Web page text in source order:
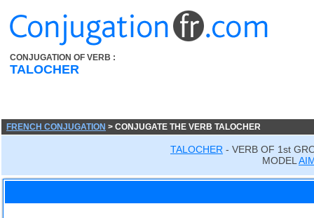
CONJUGATION OF VERB :
TALOCHER
FRENCH CONJUGATION > CONJUGATE THE VERB TALOCHER
TALOCHER - VERB OF 1st
MODEL